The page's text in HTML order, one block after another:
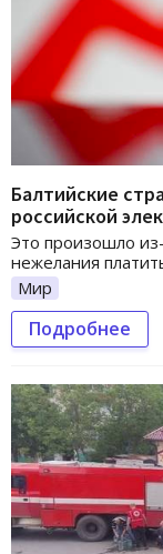
Балтийские
российской
Это произошло
нежелания
Мир
Подробнее